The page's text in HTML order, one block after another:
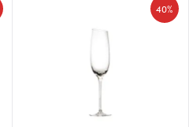
40%